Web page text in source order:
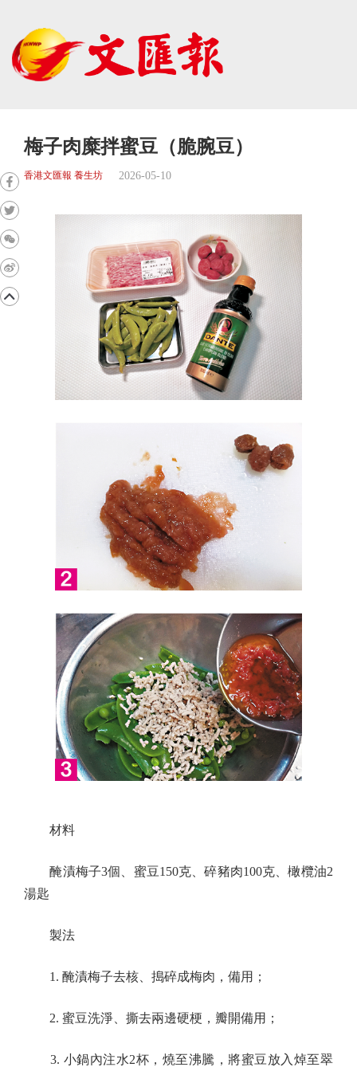
梅子肉糜拌蜜豆（脆腕豆）
香港文匯報 養生坊 2026-05-10
材料
醃漬梅子3個、蜜豆150克、碎豬肉100克、橄欖油2
湯匙
製法
1. 醃漬梅子去核、搗碎成梅肉，備用；
2. 蜜豆洗淨、撕去兩邊硬梗，瓣開備用；
3. 小鍋內注水2杯，燒至沸騰，將蜜豆放入焯至翠